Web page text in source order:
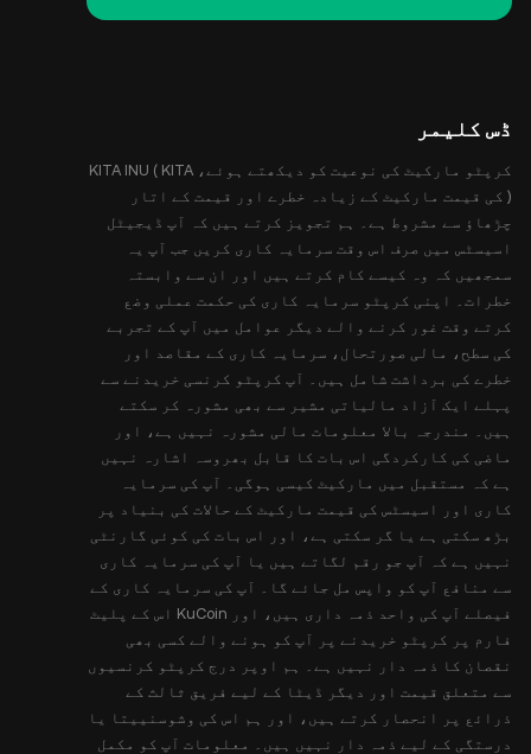
ڈس کلیمر
کرپٹو مارکیٹ کی نوعیت کو دیکھتے ہوئے، KITA INU ( KITA
) کی قیمت مارکیٹ کے زیادہ خطرے اور قیمت کے اتار
چڑھاؤ سے مشروط ہے۔ ہم تجویز کرتے ہیں کہ آپ ڈیجیٹل
اسیسٹس میں صرف اس وقت سرمایہ کاری کریں جب آپ یہ
سمجھیں کہ وہ کیسے کام کرتے ہیں اور ان سے وابستہ
خطرات۔ اپنی کرپٹو سرمایہ کاری کی حکمت عملی وضع
کرتے وقت غور کرنے والے دیگر عوامل میں آپ کے تجربے
کی سطح، مالی صورتحال، سرمایہ کاری کے مقاصد اور
خطرے کی برداشت شامل ہیں۔ آپ کرپٹو کرنسی خریدنے سے
پہلے ایک آزاد مالیاتی مشیر سے بھی مشورہ کر سکتے
ہیں۔ مندرجہ بالا معلومات مالی مشورہ نہیں ہے، اور
ماضی کی کارکردگی اس بات کا قابل بھروسہ اشارہ نہیں
ہے کہ مستقبل میں مارکیٹ کیسی ہوگی۔ آپ کی سرمایہ
کاری اور اسیسٹس کی قیمت مارکیٹ کے حالات کی بنیاد پر
بڑھ سکتی ہے یا گر سکتی ہے، اور اس بات کی کوئی گارنٹی
نہیں ہے کہ آپ جو رقم لگاتے ہیں یا آپ کی سرمایہ کاری
سے منافع آپ کو واپس مل جائے گا۔ آپ کی سرمایہ کاری کے
فیصلے آپ کی واحد ذمہ داری ہیں، اور KuCoin اس کے پلیٹ
فارم پر کرپٹو خریدنے پر آپ کو ہونے والے کسی بھی
نقصان کا ذمہ دار نہیں ہے۔ ہم اوپر درج کرپٹو کرنسیوں
سے متعلق قیمت اور دیگر ڈیٹا کے لیے فریق ثالث کے
ذرائع پر انحصار کرتے ہیں، اور ہم اس کی وشوسنییتا یا
درستگی کے لیے ذمہ دار نہیں ہیں۔ معلومات آپ کو مکمل